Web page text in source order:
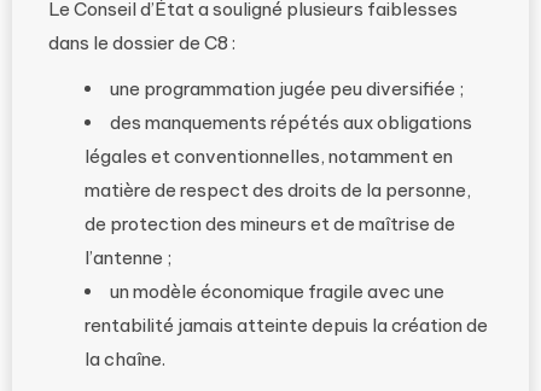
Le Conseil d’État a souligné plusieurs faiblesses
dans le dossier de C8 :
une programmation jugée peu diversifiée ;
des manquements répétés aux obligations
légales et conventionnelles, notamment en
matière de respect des droits de la personne,
de protection des mineurs et de maîtrise de
l’antenne ;
un modèle économique fragile avec une
rentabilité jamais atteinte depuis la création de
la chaîne.